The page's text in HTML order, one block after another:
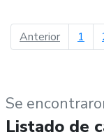
Anteriorpágina
1
Se
Listado de